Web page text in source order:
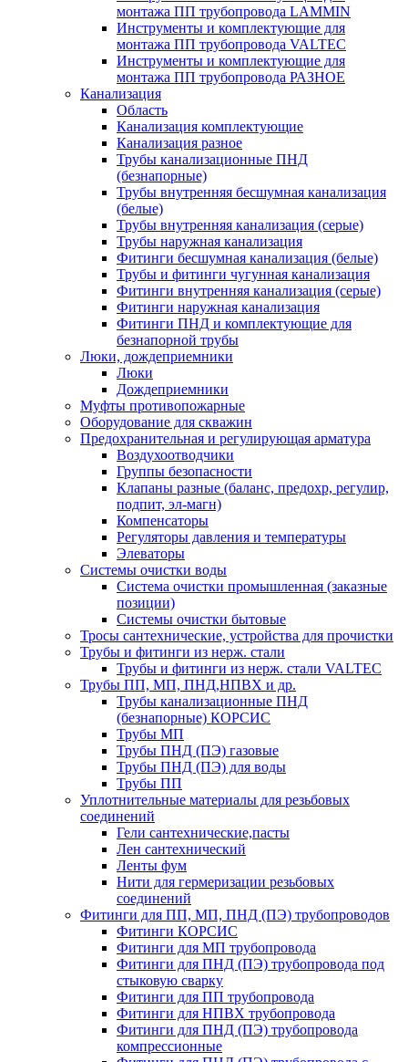
монтажа ПП трубопровода LAMMIN
Инструменты и комплектующие для
монтажа ПП трубопровода VALTEC
Инструменты и комплектующие для
монтажа ПП трубопровода РАЗНОЕ
Канализация
Область
Канализация комплектующие
Канализация разное
Трубы канализационные ПНД
(безнапорные)
Трубы внутренняя бесшумная канализация
(белые)
Трубы внутренняя канализация (серые)
Трубы наружная канализация
Фитинги бесшумная канализация (белые)
Трубы и фитинги чугунная канализация
Фитинги внутренняя канализация (серые)
Фитинги наружная канализация
Фитинги ПНД и комплектующие для
безнапорной трубы
Люки, дождеприемники
Люки
Дождеприемники
Муфты противопожарные
Оборудование для скважин
Предохранительная и регулирующая арматура
Воздухоотводчики
Группы безопасности
Клапаны разные (баланс, предохр, регулир,
подпит, эл-магн)
Компенсаторы
Регуляторы давления и температуры
Элеваторы
Системы очистки воды
Система очистки промышленная (заказные
позиции)
Системы очистки бытовые
Тросы сантехнические, устройства для прочистки
Трубы и фитинги из нерж. стали
Трубы и фитинги из нерж. стали VALTEC
Трубы ПП, МП, ПНД,НПВХ и др.
Трубы канализационные ПНД
(безнапорные) КОРСИС
Трубы МП
Трубы ПНД (ПЭ) газовые
Трубы ПНД (ПЭ) для воды
Трубы ПП
Уплотнительные материалы для резьбовых
соединений
Гели сантехнические,пасты
Лен сантехнический
Ленты фум
Нити для гермеризации резьбовых
соединений
Фитинги для ПП, МП, ПНД (ПЭ) трубопроводов
Фитинги КОРСИС
Фитинги для МП трубопровода
Фитинги для ПНД (ПЭ) трубопровода под
стыковую сварку
Фитинги для ПП трубопровода
Фитинги для НПВХ трубопровода
Фитинги для ПНД (ПЭ) трубопровода
компрессионные